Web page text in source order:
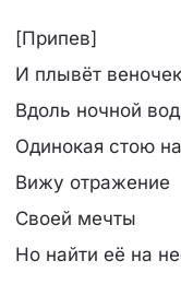
[Припев]
И плывёт веночек
Вдоль ночной
Одинокая стою
Вижу отражение
Своей мечты
Но найти её на